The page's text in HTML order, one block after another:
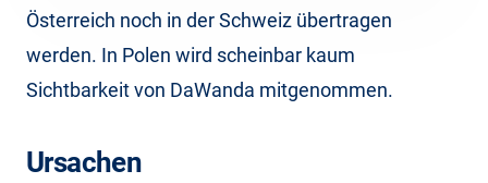
Österreich noch in der Schweiz übertragen
werden. In Polen wird scheinbar kaum
Sichtbarkeit von DaWanda mitgenommen.
Ursachen